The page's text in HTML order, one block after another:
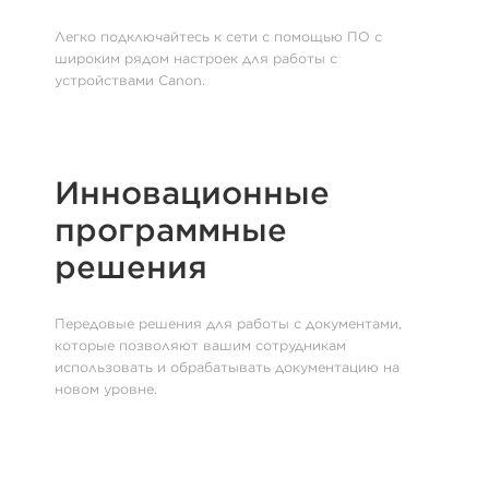
Легко подключайтесь к сети с помощью ПО с
широким рядом настроек для работы с
устройствами Canon.
Инновационные
программные
решения
Передовые решения для работы с документами,
которые позволяют вашим сотрудникам
использовать и обрабатывать документацию на
новом уровне.